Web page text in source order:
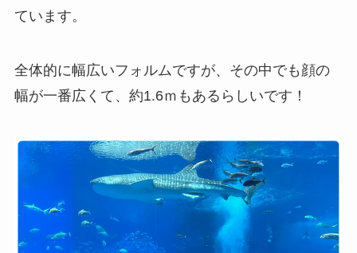
ています。
全体的に幅広いフォルムですが、その中でも顔の
幅が一番広くて、約1.6ｍもあるらしいです！